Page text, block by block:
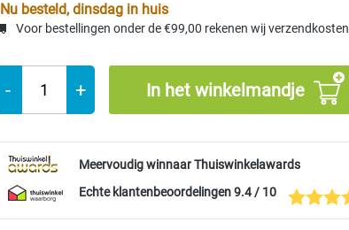
Nu besteld, dinsdag in huis
Voor bestellingen onder de €99,00 rekenen wij verzendkosten
- + In het winkelmandje
Meervoudig winnaar Thuiswinkelawards
Echte klantenbeoordelingen 9.4 / 10